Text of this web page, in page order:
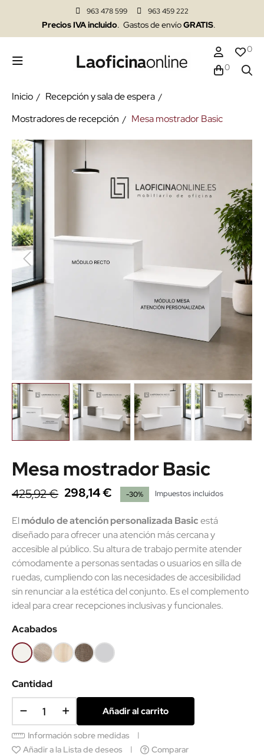
963 478 599 963 459 222
Precios IVA incluido. Gastos de envíoGRATIS.
0
0
Inicio
Recepción y sala de espera
Mostradores de recepción
Mesa mostrador Basic
Mesa mostrador Basic
425,92 € 298,14 € -30% Impuestos incluidos
El módulo de atención personalizada Basicestá
diseñado para ofrecer una atención más cercana y
accesible al público. Su altura de trabajo permite atender
cómodamente a personas sentadas o usuarios en silla de
ruedas, cumpliendo con las necesidades de accesibilidad
sin renunciar a la estética del conjunto. Es el complemento
ideal para crear recepciones inclusivas y funcionales.
Acabados
BlancoOlmo
claro
AcaciaNebraska
Gris
claro
Cantidad
Añadir al carrito
Información sobre medidas
Añadir a la Lista de deseos
Comparar